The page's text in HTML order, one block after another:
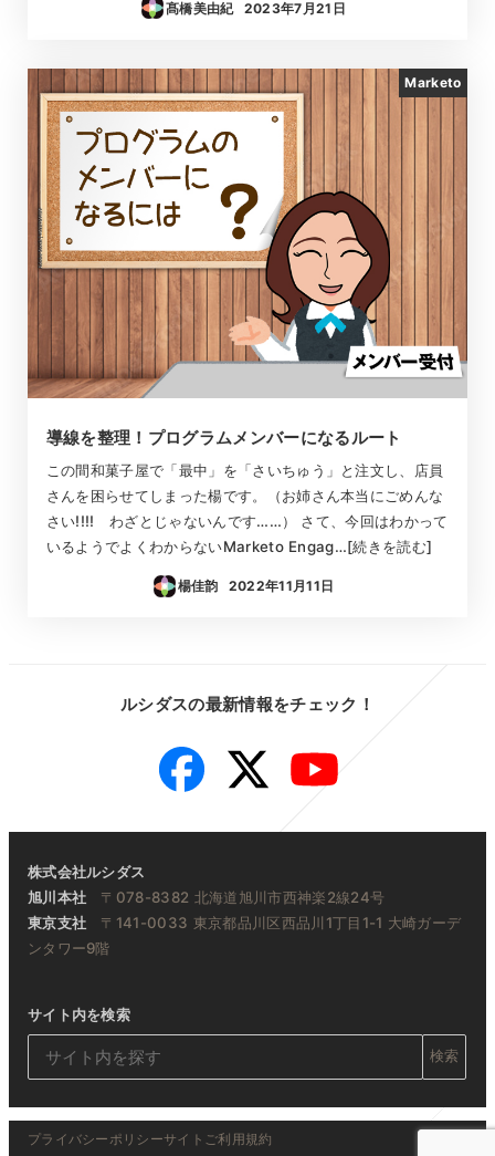
髙橋美由紀
投稿日
2023年7月21日
Marketo
導線を整理！プログラムメンバーになるルート
この間和菓子屋で「最中」を「さいちゅう」と注文し、店員
さんを困らせてしまった楊です。（お姉さん本当にごめんな
さい!!!! わざとじゃないんです……） さて、今回はわかって
いるようでよくわからないMarketo Engag…[続きを読む]
楊佳韵
投稿日
2022年11月11日
ルシダスの最新情報をチェック！
Facebook Twitter YouTube
株式会社ルシダス
旭川本社 〒078-8382 北海道旭川市西神楽2線24号
東京支社 〒141-0033 東京都品川区西品川1丁目1-1 大崎ガーデ
ンタワー9階
サイト内を検索
検索
プライバシーポリシーサイトご利用規約